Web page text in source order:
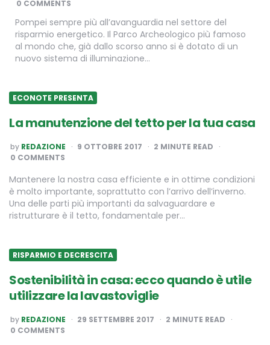
0 COMMENTS
Pompei sempre più all’avanguardia nel settore del
risparmio energetico. Il Parco Archeologico più famoso
al mondo che, già dallo scorso anno si è dotato di un
nuovo sistema di illuminazione…
ECONOTE PRESENTA
La manutenzione del tetto per la tua casa
POSTED
BY
by REDAZIONE 9 OTTOBRE 2017 2 MINUTE READ
0 COMMENTS
Mantenere la nostra casa efficiente e in ottime condizioni
è molto importante, soprattutto con l’arrivo dell’inverno.
Una delle parti più importanti da salvaguardare e
ristrutturare è il tetto, fondamentale per…
RISPARMIO E DECRESCITA
Sostenibilità in casa: ecco quando è utile
utilizzare la lavastoviglie
POSTED
BY
by REDAZIONE 29 SETTEMBRE 2017 2 MINUTE READ
0 COMMENTS